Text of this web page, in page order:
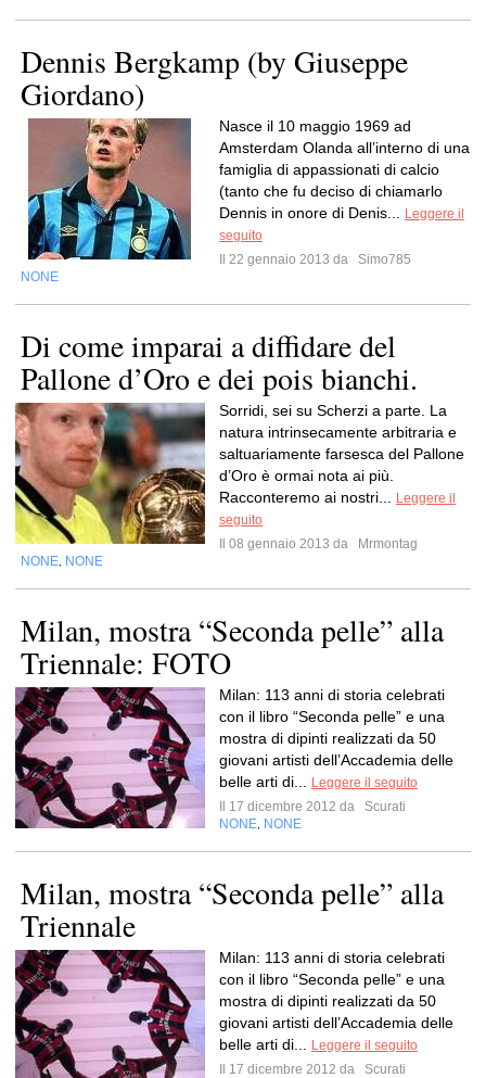
Dennis Bergkamp (by Giuseppe
Giordano)
Nasce il 10 maggio 1969 ad
Amsterdam Olanda all’interno di una
famiglia di appassionati di calcio
(tanto che fu deciso di chiamarlo
Dennis in onore di Denis...
Leggere il
seguito
Il 22 gennaio 2013 da
Simo785
NONE
Di come imparai a diffidare del
Pallone d’Oro e dei pois bianchi.
Sorridi, sei su Scherzi a parte. La
natura intrinsecamente arbitraria e
saltuariamente farsesca del Pallone
d’Oro è ormai nota ai più.
Racconteremo ai nostri...
Leggere il
seguito
Il 08 gennaio 2013 da
Mrmontag
NONE NONE
Milan, mostra “Seconda pelle” alla
Triennale: FOTO
Milan: 113 anni di storia celebrati
con il libro “Seconda pelle” e una
mostra di dipinti realizzati da 50
giovani artisti dell’Accademia delle
belle arti di...
Leggere il seguito
Il 17 dicembre 2012 da
Scurati
NONE NONE
Milan, mostra “Seconda pelle” alla
Triennale
Milan: 113 anni di storia celebrati
con il libro “Seconda pelle” e una
mostra di dipinti realizzati da 50
giovani artisti dell’Accademia delle
belle arti di...
Leggere il seguito
Il 17 dicembre 2012 da
Scurati